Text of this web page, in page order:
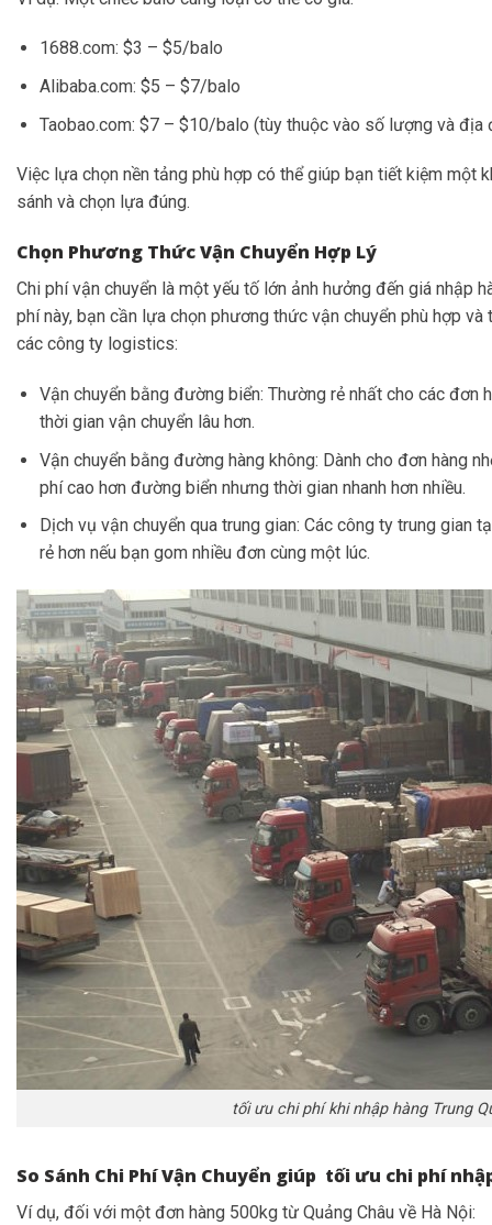
1688.com: $3 – $5/balo
Alibaba.com: $5 – $7/balo
Taobao.com: $7 – $10/balo (tùy thuộc vào số lượng và địa
Việc lựa chọn nền tảng phù hợp có thể giúp bạn tiết kiệm một
sánh và chọn lựa đúng.
Chọn Phương Thức Vận Chuyển Hợp Lý
Chi phí vận chuyển là một yếu tố lớn ảnh hưởng đến giá nhập
phí này, bạn cần lựa chọn phương thức vận chuyển phù hợp
các công ty logistics:
Vận chuyển bằng đường biển: Thường rẻ nhất cho các đơn
thời gian vận chuyển lâu hơn.
Vận chuyển bằng đường hàng không: Dành cho đơn hàng
phí cao hơn đường biển nhưng thời gian nhanh hơn nhiều.
Dịch vụ vận chuyển qua trung gian: Các công ty trung gian
rẻ hơn nếu bạn gom nhiều đơn cùng một lúc.
tối ưu chi phí khi nhập hàng Trung
So Sánh Chi Phí Vận Chuyển giúp tối ưu chi phí
Ví dụ, đối với một đơn hàng 500kg từ Quảng Châu về Hà Nội: